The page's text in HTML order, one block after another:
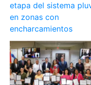
etapa del sistema
en zonas con
encharcamientos